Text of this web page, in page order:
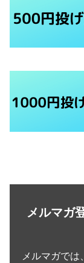
メルマガ
メルマガで